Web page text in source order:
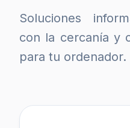
Soluciones
con la cercanía y
para tu ordenador.